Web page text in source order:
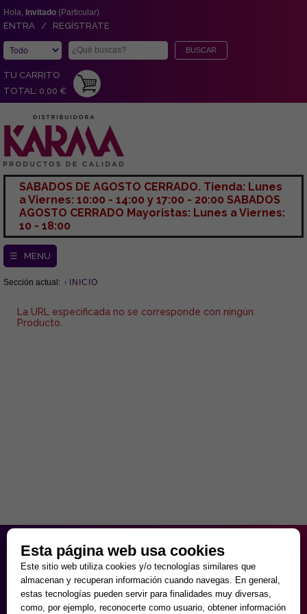
Hola, Invitado (Particular)
ENTRA / REGÍSTRATE
TU CARRITO
TOTAL: 0,00 €
SABADOS DE AGOSTO CERRADO. Tienda: Lunes
a Viernes: 10:00 - 14:00 y 17:00 - 20:00 SABADOS
AGOSTO CERRADO Mayoristas: Lunes a Viernes:
10 - 18:00
☰ MENU
Sección actual: INICIO
La URL especificada no se corresponde con ningún
Producto.
de Lunes a Viernes
9:30 - 20:00
Sábados
10:00 - 14:00 y 17:00 - 20:00
Domingos cerrado.
Esta página web usa cookies
Este sitio web utiliza cookies y/o tecnologías similares que
almacenan y recuperan información cuando navegas. En general,
estas tecnologías pueden servir para finalidades muy diversas,
como, por ejemplo, reconocerte como usuario, obtener información